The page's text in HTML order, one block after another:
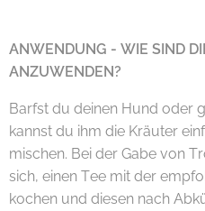
ANWENDUNG - WIE SIND
ANZUWENDEN?
Barfst du deinen Hund oder
kannst du ihm die Kräuter
mischen. Bei der Gabe von
sich, einen Tee mit der
kochen und diesen nach